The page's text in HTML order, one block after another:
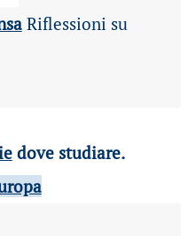
Riflessioni su
dove studiare.